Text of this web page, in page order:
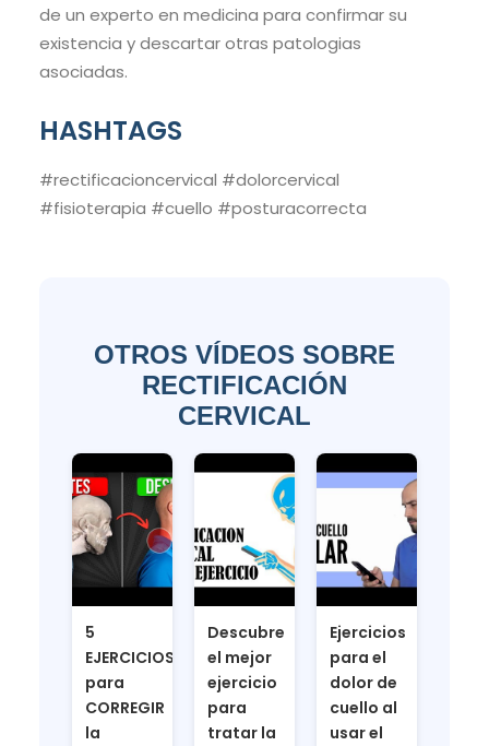
de un experto en medicina para confirmar su
existencia y descartar otras patologias
asociadas.
HASHTAGS
#rectificacioncervical #dolorcervical
#fisioterapia #cuello #posturacorrecta
OTROS VÍDEOS SOBRE
RECTIFICACIÓN
CERVICAL
5
EJERCICIOS
para
CORREGIR
la
Descubre
el mejor
ejercicio
para
tratar la
Ejercicios
para el
dolor de
cuello al
usar el